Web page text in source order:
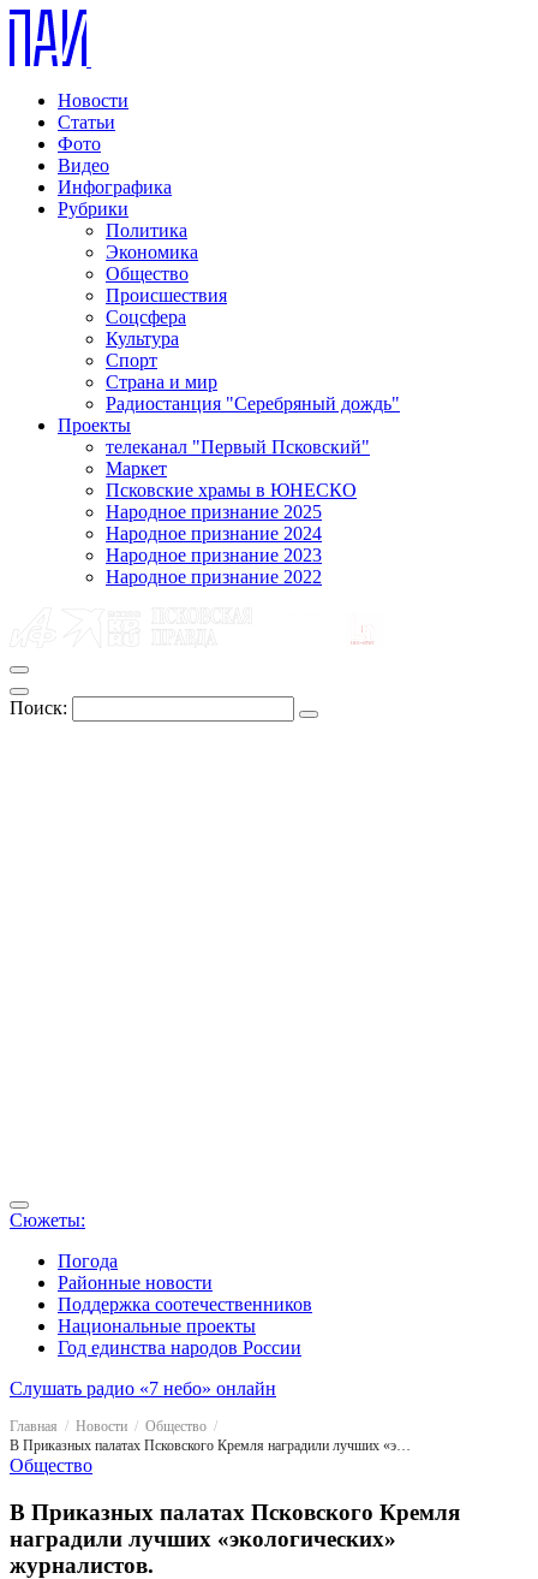
Новости
Статьи
Фото
Видео
Инфографика
Рубрики
Политика
Экономика
Общество
Происшествия
Соцсфера
Культура
Спорт
Страна и мир
Радиостанция "Серебряный дождь"
Проекты
телеканал "Первый Псковский"
Маркет
Псковские храмы в ЮНЕСКО
Народное признание 2025
Народное признание 2024
Народное признание 2023
Народное признание 2022
Поиск:
Сюжеты:
Погода
Районные новости
Поддержка соотечественников
Национальные проекты
Год единства народов России
Слушать радио «7 небо» онлайн
Главная Новости
Общество
В Приказных палатах Псковского Кремля наградили лучших «экологических» журналистов.
Общество
В Приказных палатах Псковского Кремля
наградили лучших «экологических»
журналистов.